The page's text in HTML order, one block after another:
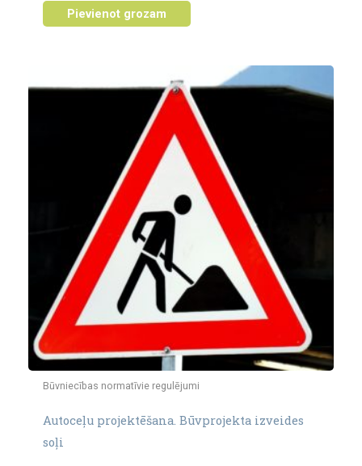
Pievienot grozam
Būvniecības normatīvie regulējumi
Autoceļu projektēšana. Būvprojekta izveides
soļi